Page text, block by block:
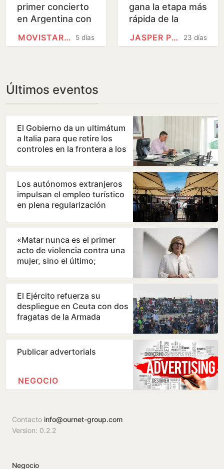
primer concierto
en Argentina con
amor por el país5 días
MOVISTAR PLUS+
gana la etapa más
rápida de la
23 días
JASPER PHILIPSEN
Últimos eventos
El Gobierno da un ultimátum
a Italia para que retire los
controles en la frontera a los
Los autónomos extranjeros
impulsan el empleo turístico
en plena regularización
«Matar nunca es el primer
acto de violencia contra una
mujer, sino el último;
El Ejército refuerza su
despliegue en Ceuta con dos
fragatas de la Armada
Publicar advertorials
NEGOCIO
Contacto info@ournet-group.com
Version: 0.2.2
Negocio